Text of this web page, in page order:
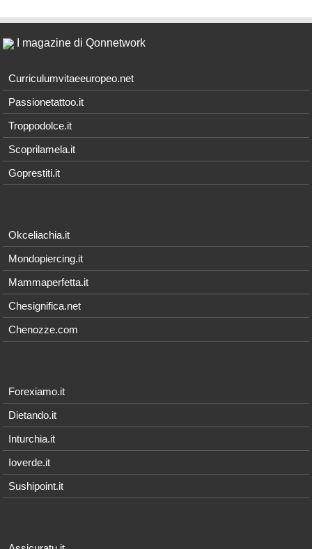
I magazine di Qonnetwork
Curriculumvitaeeuropeo.net
Passionetattoo.it
Troppodolce.it
Scoprilamela.it
Goprestiti.it
Okceliachia.it
Mondopiercing.it
Mammaperfetta.it
Chesignifica.net
Chenozze.com
Forexiamo.it
Dietando.it
Inturchia.it
Ioverde.it
Sushipoint.it